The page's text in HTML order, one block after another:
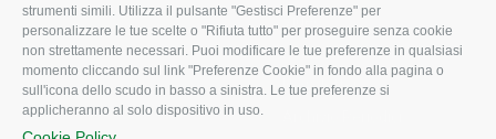
strumenti simili. Utilizza il pulsante "Gestisci Preferenze" per
personalizzare le tue scelte o "Rifiuta tutto" per proseguire senza cookie
non strettamente necessari. Puoi modificare le tue preferenze in qualsiasi
momento cliccando sul link "Preferenze Cookie" in fondo alla pagina o
sull'icona dello scudo in basso a sinistra. Le tue preferenze si
applicheranno al solo dispositivo in uso.
Video
Iscrizione Newsletter
Newsletter